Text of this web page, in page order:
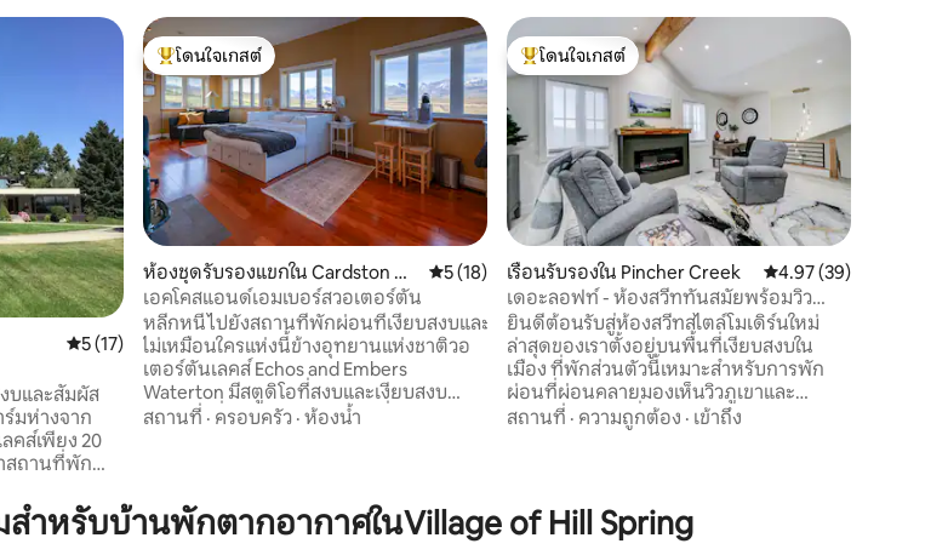
คะแนนเฉลี่ย 5 จาก 5, 17 รีวิว
5 (17)
บและสัมผัส
มห่างจาก
คส์เพียง 20
สถานที่พัก
ครอบครัว
เหมือนใคร
สมบูรณ์แบบ
โดนใจเกสต์ที่สุด
โดนใจเกสต์
ห้องชุดรับรองแขกใน Cardston Co
unty
คะแนนเฉลี่ย 5 จาก 5, 18 รีวิว
5 (18)
เอคโคสแอนด์เอมเบอร์สวอเตอร์ตัน
หลีกหนีไปยังสถานที่พักผ่อนที่เงียบสงบและ
ไม่เหมือนใครแห่งนี้ข้างอุทยานแห่งชาติวอ
เตอร์ตันเลคส์ Echos and Embers
Waterton มีสตูดิโอที่สงบและเงียบสงบ
พร้อมวิวที่สวยงาม คืนท้องฟ้าที่มืดมิด และ
เพลิดเพลินกับเซสชั่นสุขภาพแบบบูรณาการ
ในสถานที่และทัวร์ถ่ายภาพท้องฟ้ามืดตาม
สถานที่ · ครอบครัว · ห้องน้ำ
โดนใจเกสต์ที่สุด
โดนใจเกสต์
เรือนรับรองใน Pincher Creek คะแนนเฉลี่ย 4.97 จาก
4.97 (39)
เดอะลอฟท์ - ห้องสวีททันสมัยพร้อมวิว
ภูเขา
ยินดีต้อนรับสู่ห้องสวีทสไตล์โมเดิร์นใหม่
ล่าสุดของเราตั้งอยู่บนพื้นที่เงียบสงบใน
เมือง ที่พักส่วนตัวนี้เหมาะสำหรับการพัก
ผ่อนที่ผ่อนคลายมองเห็นวิวภูเขาและ
บรรยากาศย่านที่เงียบสงบ ห้องสวีทของเรา
ตั้งอยู่เหนือโรงรถให้ความเป็นส่วนตัวและ
สะดวกที่ทันสมัยช่วยให้มั่นใจได้ว่าจะได้รับ
ประสบการณ์ที่หรูหรา เพลิดเพลินกับการทำ
สถานที่ · ความถูกต้อง · เข้าถึง
หรับบ้านพักตากอากาศในVillage of Hill Spring